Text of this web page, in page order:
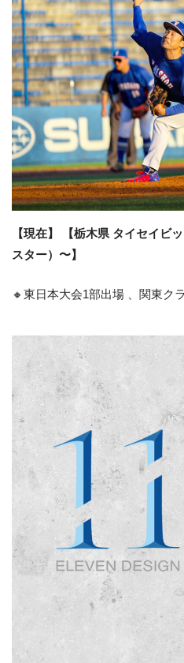
【現在】 【栃木県 タイセイビ
スター）〜】
🔸東日本大会1部出場 、関東ク